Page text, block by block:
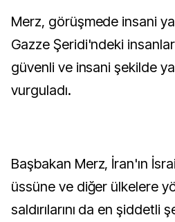
Merz, görüşmede insani
Gazze Şeridi'ndeki
güvenli ve insani şekilde
vurguladı.
Başbakan Merz, İran'ın
üssüne ve diğer ülkelere
saldırılarını da en şiddetli